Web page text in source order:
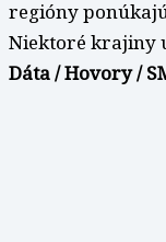
regióny
Niektoré krajiny
Dáta / Hovory /